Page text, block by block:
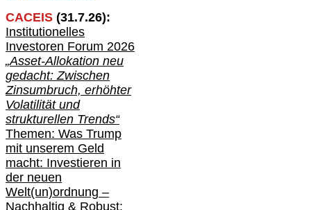
CACEIS (31.7.26):
Institutionelles
Investoren Forum 2026
„Asset-Allokation neu
gedacht: Zwischen
Zinsumbruch, erhöhter
Volatilität und
strukturellen Trends“
Themen: Was Trump
mit unserem Geld
macht: Investieren in
der neuen
Welt(un)ordnung –
Nachhaltig & Robust: